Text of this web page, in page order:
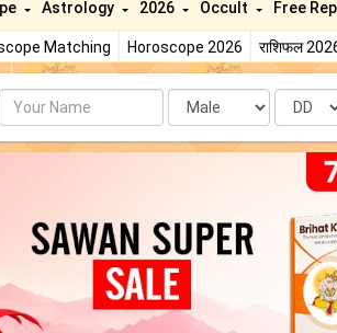
Matching Horoscope 2026 राशिफल
Astrology 2026 Occult Free
Name Date